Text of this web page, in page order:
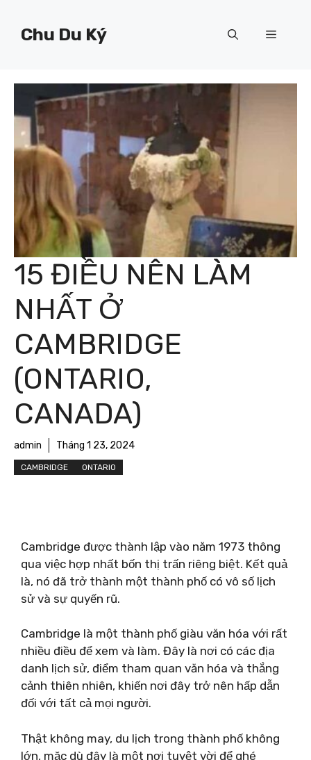
Chu Du Ký Menu
15 ĐIỀU NÊN LÀM
NHẤT Ở
CAMBRIDGE
(ONTARIO,
CANADA)
admin Tháng 1 23, 2024
CAMBRIDGE ONTARIO
Cambridge được thành lập vào năm 1973 thông
qua việc hợp nhất bốn thị trấn riêng biệt. Kết quả
là, nó đã trở thành một thành phố có vô số lịch
sử và sự quyến rũ.
Cambridge là một thành phố giàu văn hóa với rất
nhiều điều để xem và làm. Đây là nơi có các địa
danh lịch sử, điểm tham quan văn hóa và thắng
cảnh thiên nhiên, khiến nơi đây trở nên hấp dẫn
đối với tất cả mọi người.
Thật không may, du lịch trong thành phố không
lớn, mặc dù đây là một nơi tuyệt vời để ghé